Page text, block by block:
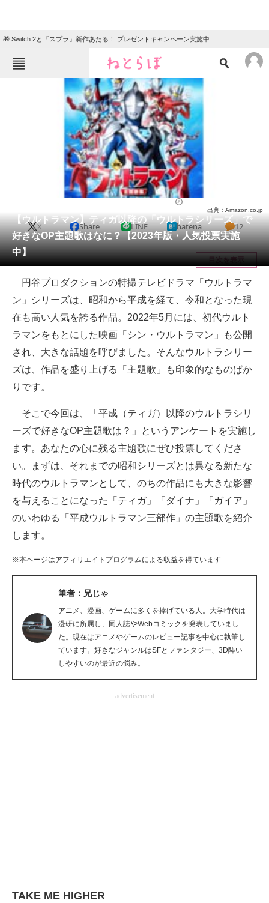
🎁 Switch 2と『スプラ』新作あたる！ プレゼントキャンペーン実施中
ねとらぼメニュー
ニュース
クイズ
地域
教育・育児
リサーチ
会員記事
メディア
注目記事を集めた総合ページ
ITの今と未来を見通す
スマホと通信の最新トレンド
進化するPCとデバイスの未来
好きが集まる 比べて選べる
企業ITのトレンドを詳説
マーケ×ITの今がよく分かる
IT製品の技術・比較・事例
モノづくり技術者専門サイト
エレクトロニクス専門サイト
電子設計の基本と応用
【ウルトラマン】ティガ以降の「ウルトラシリーズ」で
好きなOP主題歌はなに？【2023年版・人気投票実施
中】
出典：Amazon.co.jp
X Share LINE hatena 12
目次を表示
円谷プロダクションの特撮テレビドラマ「ウルトラマ
ン」シリーズは、昭和から平成を経て、令和となった現
在も高い人気を誇る作品。2022年5月には、初代ウルト
ラマンをもとにした映画「シン・ウルトラマン」も公開
され、大きな話題を呼びました。そんなウルトラシリー
ズは、作品を盛り上げる「主題歌」も印象的なものばか
りです。
そこで今回は、「平成（ティガ）以降のウルトラシリ
ーズで好きなOP主題歌は？」というアンケートを実施し
ます。あなたの心に残る主題歌にぜひ投票してくださ
い。まずは、それまでの昭和シリーズとは異なる新たな
時代のウルトラマンとして、のちの作品にも大きな影響
を与えることになった「ティガ」「ダイナ」「ガイア」
のいわゆる「平成ウルトラマン三部作」の主題歌を紹介
します。
※本ページはアフィリエイトプログラムによる収益を得ています
筆者：兄じゃ
アニメ、漫画、ゲームに多くを捧げている人。大学時代は
漫研に所属し、同人誌やWebコミックを発表していまし
た。現在はアニメやゲームのレビュー記事を中心に執筆し
ています。好きなジャンルはSFとファンタジー、3D酔い
しやすいのが最近の悩み。
advertisement
TAKE ME HIGHER